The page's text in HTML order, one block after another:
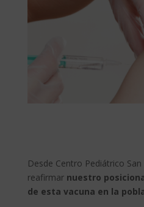
Desde Centro Pediátrico
reafirmar nuestro
de esta vacuna en la